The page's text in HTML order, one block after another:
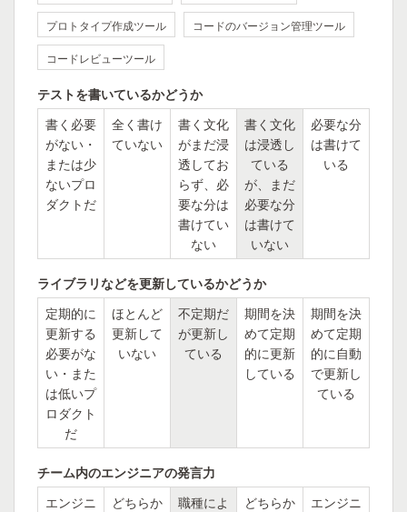
プロトタイプ作成ツール コードのバージョン管理ツール
コードレビューツール
テストを書いているかどうか
書く必要
がない・
または少
ないプロ
ダクトだ
全く書け
ていない
書く文化
がまだ浸
透してお
らず、必
要な分は
書けてい
ない
書く文化
は浸透し
ている
が、まだ
必要な分
は書けて
いない
必要な分
は書けて
いる
ライブラリなどを更新しているかどうか
定期的に
更新する
必要がな
い・また
は低いプ
ロダクト
だ
ほとんど
更新して
いない
不定期だ
が更新し
ている
期間を決
めて定期
的に更新
している
期間を決
めて定期
的に自動
で更新し
ている
チーム内のエンジニアの発言力
エンジニ
どちらか
職種によ
どちらか
エンジニ